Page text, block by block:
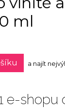
ml
a najít
e-shopu